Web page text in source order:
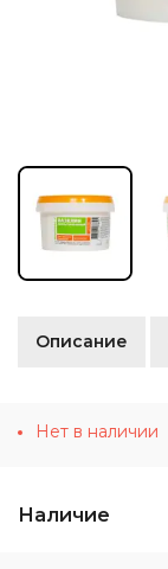
Описание
Нет в наличии
Наличие